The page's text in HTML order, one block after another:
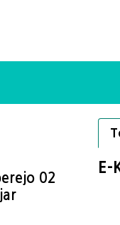
02
E-